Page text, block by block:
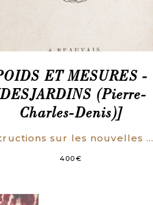
ET MESURES -
(Pierre-
Charles-Denis)]
Instructions sur les nouvelles mesures, les nouveaux poids, et les nouvelles monnaies.
400€